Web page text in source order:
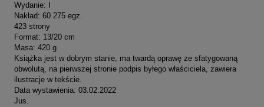
Wydanie: I
Nakład: 60 275 egz.
423 strony
Format: 13/20 cm
Masa: 420 g
Książka jest w dobrym stanie, ma twardą oprawę ze sfatygowaną
obwolutą, na pierwszej stronie podpis byłego właściciela, zawiera
ilustracje w tekście.
Data wystawienia: 03.02.2022
Jus.